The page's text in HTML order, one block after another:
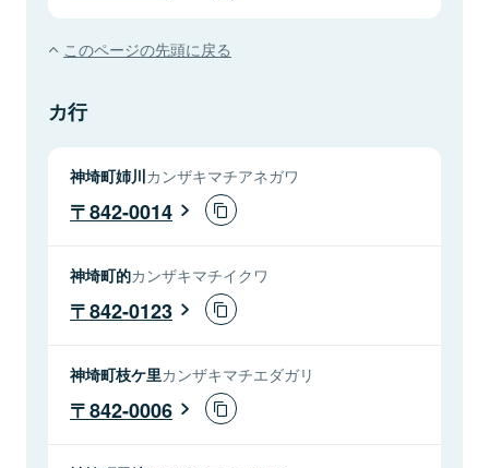
このページの先頭に戻る
カ行
神埼町姉川カンザキマチアネガワ
842-0014
神埼町的カンザキマチイクワ
842-0123
神埼町枝ケ里カンザキマチエダガリ
842-0006